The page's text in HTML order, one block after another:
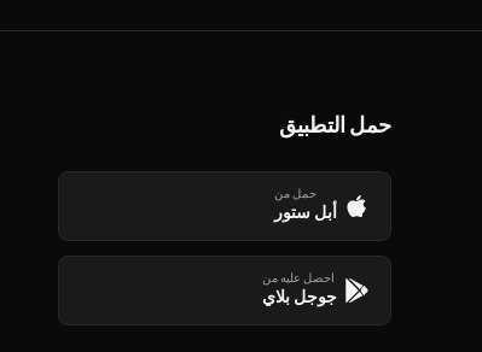
حمل التطبيق
حمل من
أبل ستور
احصل عليه من
جوجل بلاي